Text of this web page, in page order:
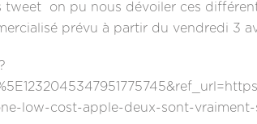
on pu nous dévoiler ces
prévu à partir du vendredi 3
low-cost-apple-deux-sont-vraiment-